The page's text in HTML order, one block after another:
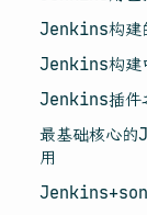
Jenkins构建
Jenkins构建
Jenkins插
最基础核心
用